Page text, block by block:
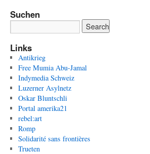
Suchen
Links
Antikrieg
Free Mumia Abu-Jamal
Indymedia Schweiz
Luzerner Asylnetz
Oskar Bluntschli
Portal amerika21
rebel:art
Romp
Solidarité sans frontières
Trueten